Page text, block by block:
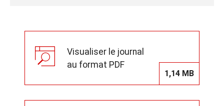
Visualiser le journal
au format PDF
1,14 MB